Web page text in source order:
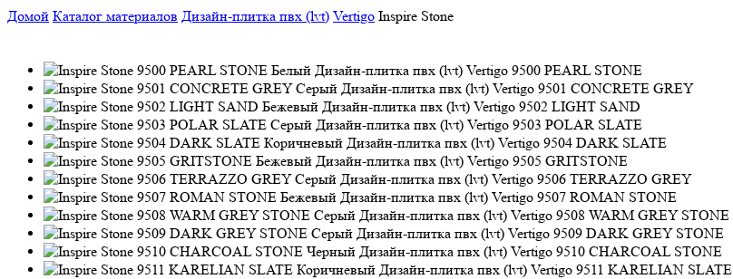
Домой Каталог материалов Дизайн-плитка пвх (lvt) Vertigo Inspire Stone
9500 PEARL STONE
9501 CONCRETE GREY
9502 LIGHT SAND
9503 POLAR SLATE
9504 DARK SLATE
9505 GRITSTONE
9506 TERRAZZO GREY
9507 ROMAN STONE
9508 WARM GREY STONE
9509 DARK GREY STONE
9510 CHARCOAL STONE
9511 KARELIAN SLATE